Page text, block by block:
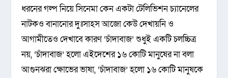
ধরনের গল্প নিয়ে সিনেমা কেন একটা টেলিভিশন চ্যানেলের
নাটকও বানানোর দুঃসাহস আজো কেউ দেখায়নি ও
আগামীতেও দেখাবে কারণ ‘চাঁদাবাজ’ শুধুই একটি চলচ্চিত্র
নয়, ‘চাঁদাবাজ’ হলো এইদেশের ১৬ কোটি মানুষের না বলা
আগুনঝরা ক্ষোভের ভাষা, ‘চাঁদাবাজ’ হলো ১৬ কোটি মানুষকে